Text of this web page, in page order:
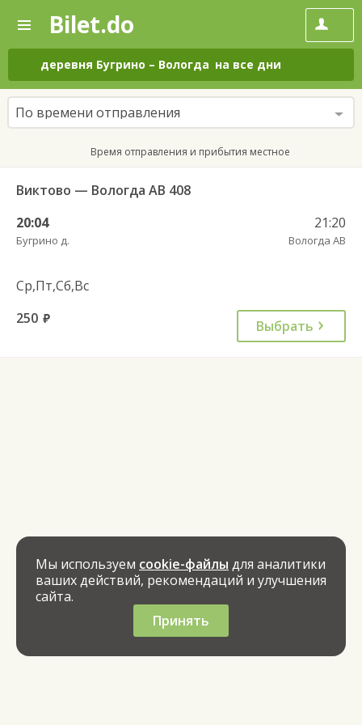
—
Поиск
и
покупка
билетов
на
автобус
онлайн
Bilet.do
деревня Бугрино – Вологда на все дни
По времени отправления
Время отправления и прибытия местное
Виктово — Вологда АВ 408
20:04
Бугрино д.
21:20
Вологда АВ
Ср,Пт,Сб,Вс
250 руб. Выбрать
Мы используем cookie-файлы для аналитики
ваших действий, рекомендаций и улучшения
сайта.
Принять